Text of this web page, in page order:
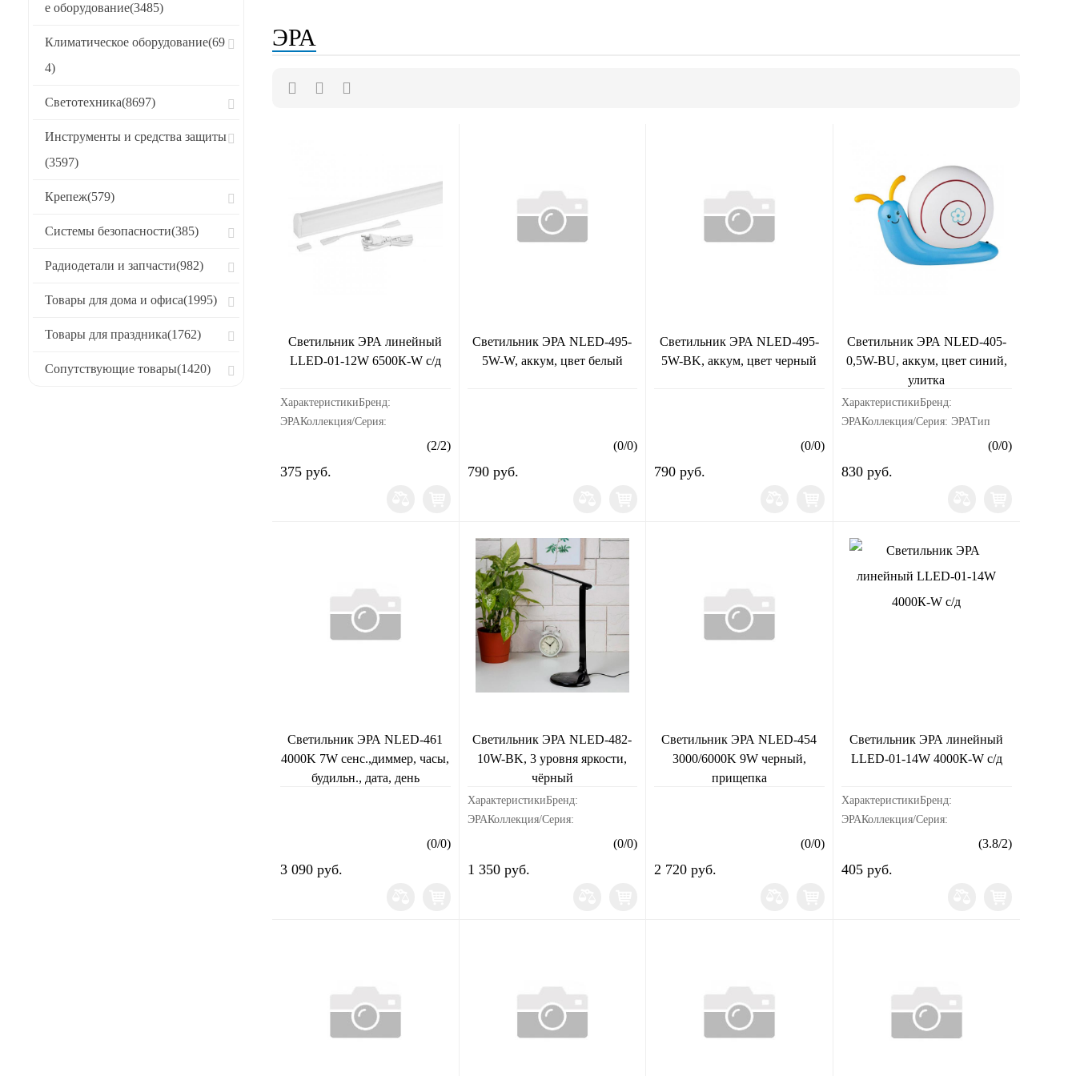
е оборудование(3485)
Климатическое оборудование(69
4)
Светотехника(8697)
Инструменты и средства защиты
(3597)
Крепеж(579)
Системы безопасности(385)
Радиодетали и запчасти(982)
Товары для дома и офиса(1995)
Товары для праздника(1762)
Сопутствующие товары(1420)
ЭРА
Светильник ЭРА линейный
LLED-01-12W 6500К-W с/д
ХарактеристикиБренд:
ЭРАКоллекция/Серия:
ЭРАЦветовая температура, К: 6
WСрок службы или срок
(2/2)
375 руб.
Светильник ЭРА NLED-495-
5W-W, аккум, цвет белый
(0/0)
790 руб.
Светильник ЭРА NLED-495-
5W-BK, аккум, цвет черный
(0/0)
790 руб.
Светильник ЭРА NLED-405-
0,5W-BU, аккум, цвет синий,
улитка
ХарактеристикиБренд:
ЭРАКоллекция/Серия: ЭРАТип
NLED-405-0.5W-BUСрок службы
(0/0)
830 руб.
Светильник ЭРА NLED-461
4000K 7W сенс.,диммер, часы,
будильн., дата, день
(0/0)
3 090 руб.
Светильник ЭРА NLED-482-
10W-BK, 3 уровня яркости,
чёрный
ХарактеристикиБренд:
ЭРАКоллекция/Серия:
пластикЦвет: черныйМодель:
(0/0)
1 350 руб.
Светильник ЭРА NLED-454
3000/6000K 9W черный,
прищепка
(0/0)
2 720 руб.
Светильник ЭРА линейный
LLED-01-14W 4000К-W с/д
ХарактеристикиБренд:
ЭРАКоллекция/Серия:
ЭРАЦветовая температура, К: 4
WСрок службы или срок
(3.8/2)
405 руб.